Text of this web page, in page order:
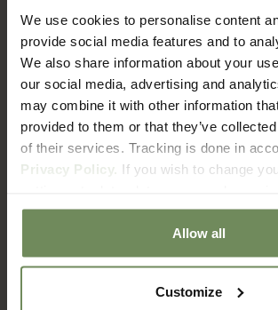
We use cookies to personalise content
provide social media features and to
We also share information about your
our social media, advertising and
may combine it with other information
provided to them or that they’ve
of their services. Tracking is done in
Privacy Policy. If you wish to change
Policypage.
Allow all
Customize
FAQ
Verzenden & Retourneren
Hoe lang duur het voordat ik mijn bestelling
Wat zijn de verzendkosten?